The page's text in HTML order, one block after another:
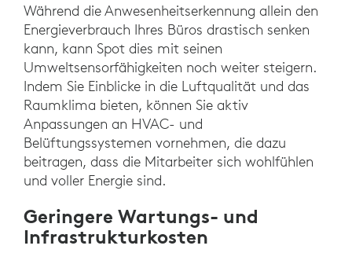
Während die Anwesenheitserkennung allein den
Energieverbrauch Ihres Büros drastisch senken
kann, kann Spot dies mit seinen
Umweltsensorfähigkeiten noch weiter steigern.
Indem Sie Einblicke in die Luftqualität und das
Raumklima bieten, können Sie aktiv
Anpassungen an HVAC- und
Belüftungssystemen vornehmen, die dazu
beitragen, dass die Mitarbeiter sich wohlfühlen
und voller Energie sind.
Geringere Wartungs- und
Infrastrukturkosten